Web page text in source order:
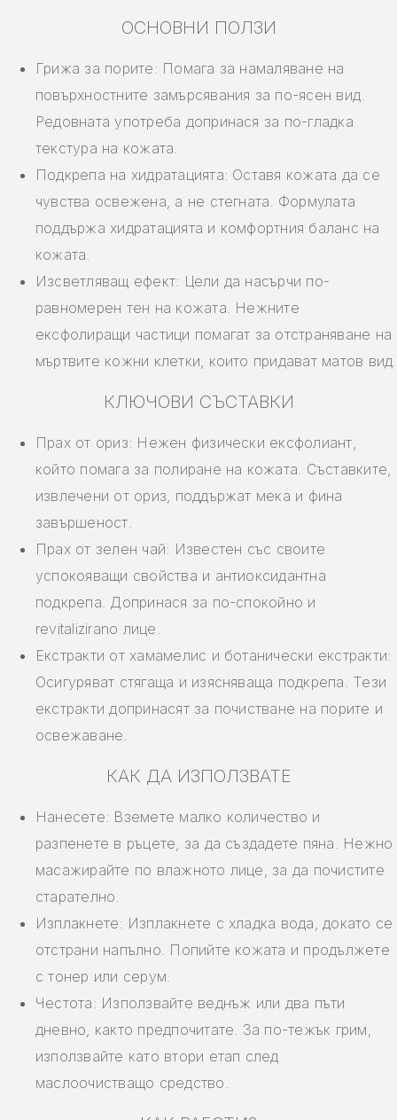
ОСНОВНИ ПОЛЗИ
Грижа за порите: Помага за намаляване на
повърхностните замърсявания за по-ясен вид.
Редовната употреба допринася за по-гладка
текстура на кожата.
Подкрепа на хидратацията: Оставя кожата да се
чувства освежена, а не стегната. Формулата
поддържа хидратацията и комфортния баланс на
кожата.
Изсветляващ ефект: Цели да насърчи по-
равномерен тен на кожата. Нежните
ексфолиращи частици помагат за отстраняване на
мъртвите кожни клетки, които придават матов вид.
КЛЮЧОВИ СЪСТАВКИ
Прах от ориз: Нежен физически ексфолиант,
който помага за полиране на кожата. Съставките,
извлечени от ориз, поддържат мека и фина
завършеност.
Прах от зелен чай: Известен със своите
успокояващи свойства и антиоксидантна
подкрепа. Допринася за по-спокойно и
revitalizirano лице.
Екстракти от хамамелис и ботанически екстракти:
Осигуряват стягаща и изясняваща подкрепа. Тези
екстракти допринасят за почистване на порите и
освежаване.
КАК ДА ИЗПОЛЗВАТЕ
Нанесете: Вземете малко количество и
разпенете в ръцете, за да създадете пяна. Нежно
масажирайте по влажното лице, за да почистите
старателно.
Изплакнете: Изплакнете с хладка вода, докато се
отстрани напълно. Попийте кожата и продължете
с тонер или серум.
Честота: Използвайте веднъж или два пъти
дневно, както предпочитате. За по-тежък грим,
използвайте като втори етап след
маслоочистващо средство.